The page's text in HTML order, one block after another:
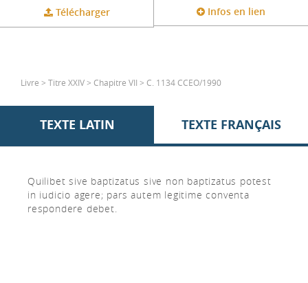
Télécharger Infos en lien
Livre > Titre XXIV > Chapitre VII > C. 1134 CCEO/1990
TEXTE LATIN TEXTE FRANÇAIS
Quilibet sive baptizatus sive non baptizatus potest
in iudicio agere; pars autem legitime conventa
respondere debet.